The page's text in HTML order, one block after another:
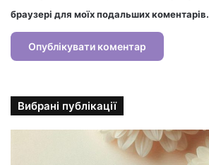
браузері для моїх подальших коментарів.
Вибрані публікації